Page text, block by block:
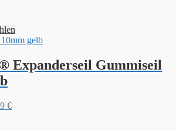
Expanderseil Gummiseil
€